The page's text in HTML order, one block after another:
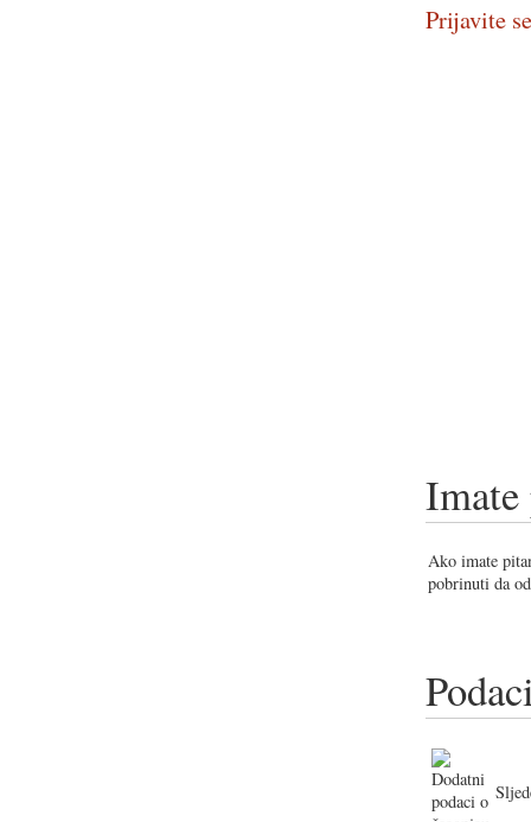
Prijavite
Imate
Ako imate
pobrinuti da